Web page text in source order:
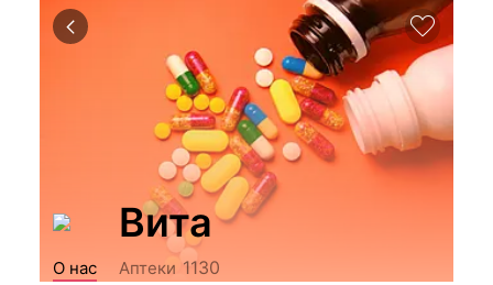
Вита
О нас Аптеки 1130